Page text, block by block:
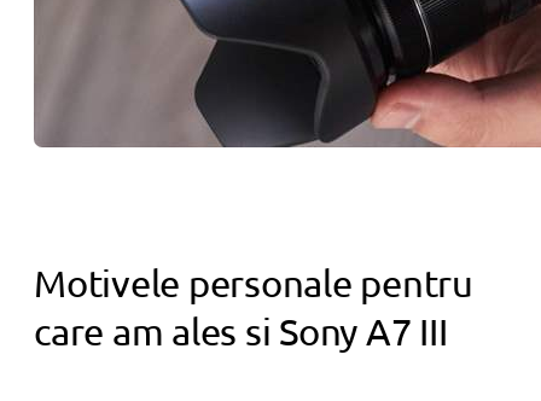
Motivele personale pentru
care am ales si Sony A7 III